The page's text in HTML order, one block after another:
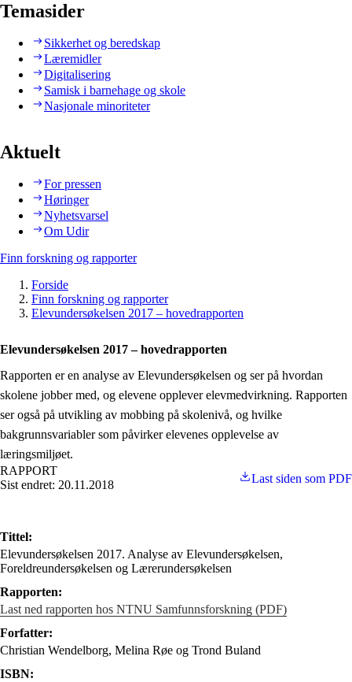
Temasider
Sikkerhet og beredskap
Læremidler
Digitalisering
Samisk i barnehage og skole
Nasjonale minoriteter
Aktuelt
For pressen
Høringer
Nyhetsvarsel
Om Udir
Finn forskning og rapporter
Forside
Finn forskning og rapporter
Elevundersøkelsen 2017 – hovedrapporten
Elevundersøkelsen 2017 – hovedrapporten
Rapporten er en analyse av Elevundersøkelsen og ser på hvordan
skolene jobber med, og elevene opplever elevmedvirkning. Rapporten
ser også på utvikling av mobbing på skolenivå, og hvilke
bakgrunnsvariabler som påvirker elevenes opplevelse av
læringsmiljøet.
RAPPORT
Sist endret: 20.11.2018
Last siden som PDF
Tittel:
Elevundersøkelsen 2017. Analyse av Elevundersøkelsen,
Foreldreundersøkelsen og Lærerundersøkelsen
Rapporten:
Last ned rapporten hos NTNU Samfunnsforskning (PDF)
Forfatter:
Christian Wendelborg, Melina Røe og Trond Buland
ISBN: